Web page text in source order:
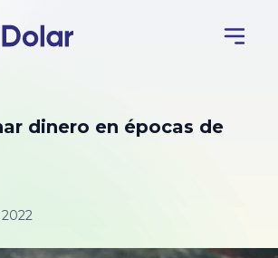
dinero en épocas de